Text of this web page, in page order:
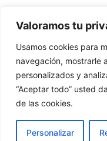
Valoramos tu
Usamos cookies para
navegación, mostrarle
personalizados y
“Aceptar todo” usted
de las cookies.
Personalizar
Redes Cristianas
Una mirada alternativa
- Colectivos de Redes